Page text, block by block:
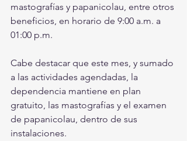
mastografías y papanicolau, entre otros
beneficios, en horario de 9:00 a.m. a
01:00 p.m.
Cabe destacar que este mes, y sumado
a las actividades agendadas, la
dependencia mantiene en plan
gratuito, las mastografías y el examen
de papanicolau, dentro de sus
instalaciones.